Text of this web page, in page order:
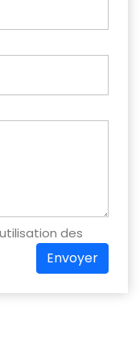
des
Envoyer